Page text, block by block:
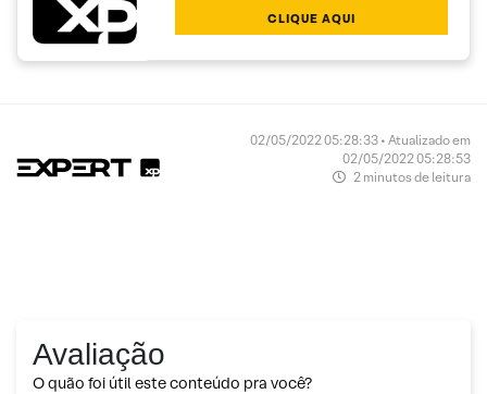
CLIQUE AQUI
02/05/2022 05:28:33 • Atualizado em
02/05/2022 05:28:53
2 minutos de leitura
Avaliação
O quão foi útil este conteúdo pra você?